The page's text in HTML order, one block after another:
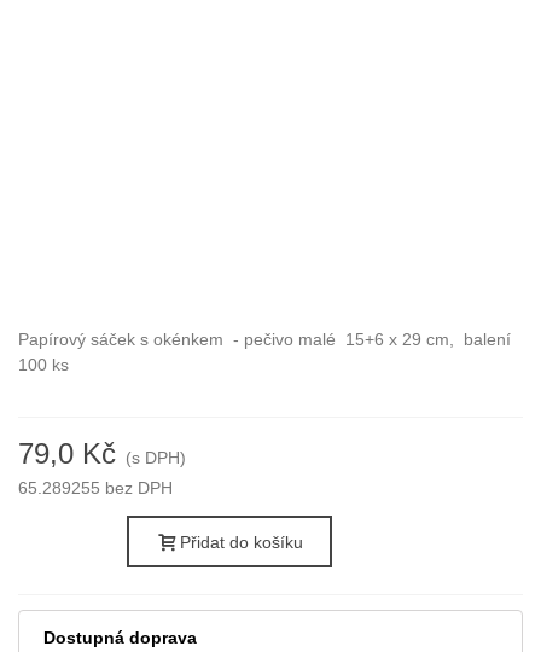
Papírový sáček s okénkem - pečivo malé 15+6 x 29 cm, balení
100 ks
79,0 Kč (s DPH)
65.289255 bez DPH
Přidat do košíku
Dostupná doprava